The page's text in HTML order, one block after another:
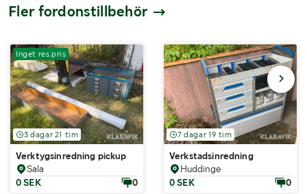
Fler fordonstillbehör
Inget res.pris
3 dagar 21 tim
Verktygsinredning pickup
Sala
0 SEK
0
7 dagar 19 tim
Verkstadsinredning
Huddinge
0 SEK
0